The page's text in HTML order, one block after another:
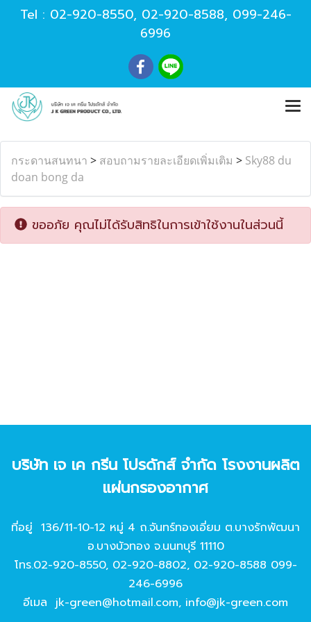
Tel : 02-920-8550, 02-920-8588, 099-246-
6996
กระดานสนทนา > สอบถามรายละเอียดเพิ่มเติม > Sky88 du
doan bong da
ขออภัย คุณไม่ได้รับสิทธิในการเข้าใช้งานในส่วนนี้
บริษัท เจ เค กรีน โปรดักส์ จํากัด โรงงานผลิต
แผ่นกรองอากาศ
ที่อยู่ 136/11-10-12 หมู่ 4 ถ.จันทร์ทองเอี่ยม ต.บางรักพัฒนา
อ.บางบัวทอง จ.นนทบุรี 11110
โทร.02-920-8550, 02-920-8802, 02-920-8588 099-
246-6996
อีเมล jk-green@hotmail.com, info@jk-green.com